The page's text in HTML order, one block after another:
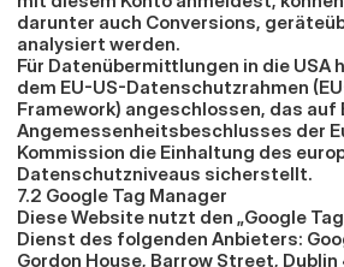
darunter auch Conversions,
analysiert werden.
Für Datenübermittlungen in die USA
dem EU-US-Datenschutzrahmen
Framework) angeschlossen, das auf
Angemessenheitsbeschlusses der
Kommission die Einhaltung des
Datenschutzniveaus sicherstellt.
7.2 Google Tag Manager
Diese Website nutzt den „Google
Dienst des folgenden Anbieters:
Gordon House, Barrow Street, Dublin